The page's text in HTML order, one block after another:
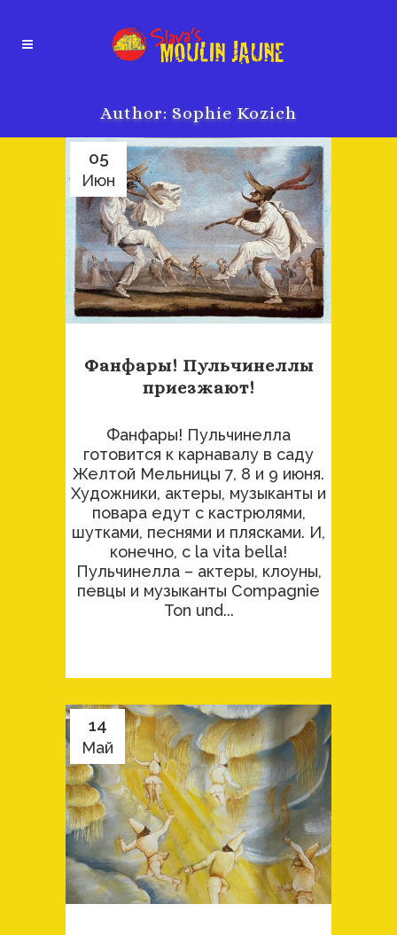
Author: Sophie Kozich
05
Июн
Фанфары! Пульчинеллы
приезжают!
Фанфары! Пульчинелла
готовится к карнавалу в саду
Желтой Мельницы 7, 8 и 9 июня.
Художники, актеры, музыканты и
повара едут с кастрюлями,
шутками, песнями и плясками. И,
конечно, с la vita bella!
Пульчинелла – актеры, клоуны,
певцы и музыканты Compagnie
Ton und...
14
Май